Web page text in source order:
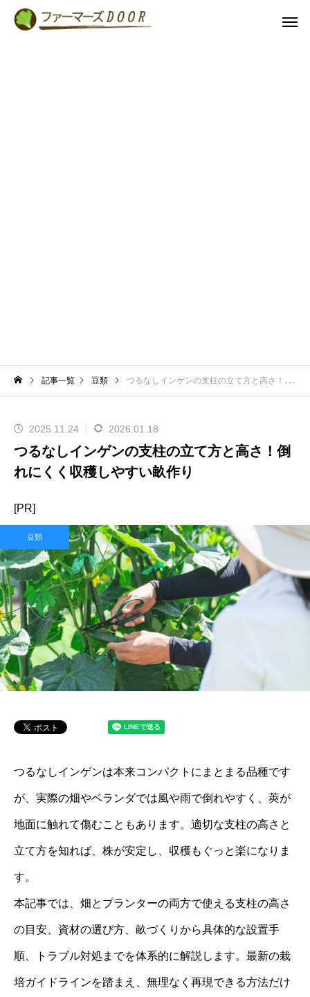
記事一覧 豆類 つるなしインゲンの支柱の立て方と高さ！倒れにくく収穫しやすい畝作り
2025.11.24 2026.01.18
つるなしインゲンの支柱の立て方と高さ！倒
れにくく収穫しやすい畝作り
[PR]
豆類
つるなしインゲンは本来コンパクトにまとまる品種です
が、実際の畑やベランダでは風や雨で倒れやすく、莢が
地面に触れて傷むこともあります。適切な支柱の高さと
立て方を知れば、株が安定し、収穫もぐっと楽になりま
す。
本記事では、畑とプランターの両方で使える支柱の高さ
の目安、資材の選び方、畝づくりから具体的な設置手
順、トラブル対処までを体系的に解説します。最新の栽
培ガイドラインを踏まえ、無理なく再現できる方法だけ